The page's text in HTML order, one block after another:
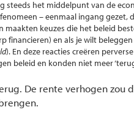
steeds het middelpunt van de
– eenmaal ingang gezet,
keuzes die het beleid
financieren) en als je wilt
). En deze reacties creëren
beleid en konden niet meer
De rente verhogen zou